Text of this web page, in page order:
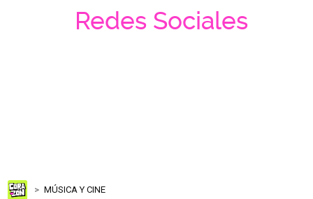
Redes Sociales
MÚSICA Y CINE